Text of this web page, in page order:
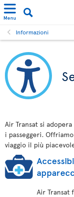
Menu
Informazioni
Air Transat si
i passeggeri.
viaggio il più
Air Transat